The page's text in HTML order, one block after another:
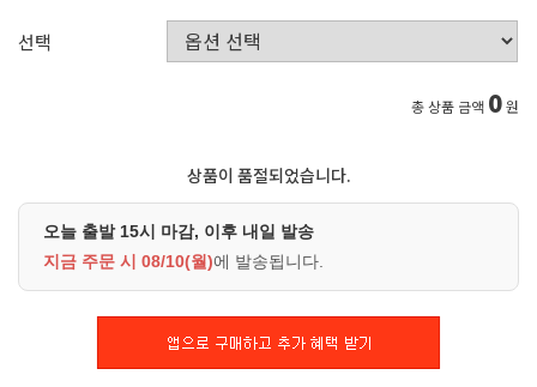
선택
총 상품 금액 0원
상품이 품절되었습니다.
오늘 출발 15시 마감, 이후 내일 발송
지금 주문 시 08/10(월)에 발송됩니다.